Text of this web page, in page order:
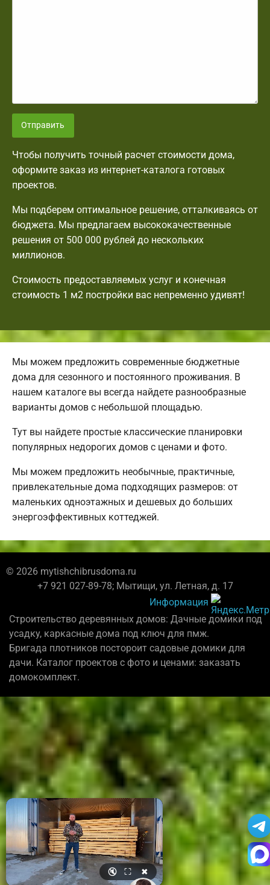
Отправить
Чтобы получить точный расчет стоимости дома,
оформите заказ из интернет-каталога готовых
проектов.
Мы подберем оптимальное решение, отталкиваясь от
бюджета. Мы предлагаем высококачественные
решения от 500 000 рублей до нескольких
миллионов.
Стоимость предоставляемых услуг и конечная
стоимость 1 м2 постройки вас непременно удивят!
Мы можем предложить современные бюджетные
дома для сезонного и постоянного проживания. В
нашем каталоге вы всегда найдете разнообразные
варианты домов с небольшой площадью.
Тут вы найдете простые классические планировки
популярных недорогих домов с ценами и фото.
Мы можем предложить необычные, практичные,
привлекательные дома подходящих размеров: от
маленьких одноэтажных и дешевых до больших
энергоэффективных коттеджей.
© 2026 mytishchibrusdoma.ru
+7 921 027-89-78; Мытищи, ул. Летная, д. 17
Информация
Строительство деревянных домов: Дачные домики под
усадку, каркасные дома под ключ для пмж.
Бригада плотников постороит садовые домики для
дачи. Каталог проектов с фото и ценами: заказать
домокомплект.
🔇 ⛶ ✖